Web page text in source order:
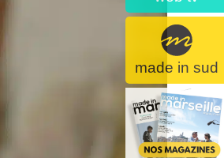
made in sud